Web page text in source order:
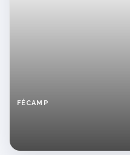
FÉCAMP
Fécamp